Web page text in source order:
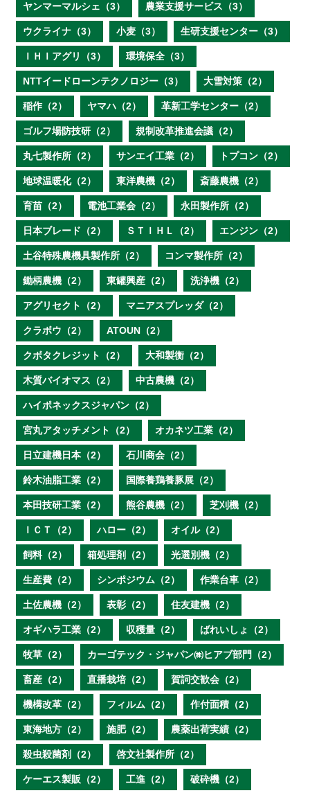
ヤンマーマルシェ（3） 農業支援サービス（3）
ウクライナ（3） 小麦（3） 生研支援センター（3）
ＩＨＩアグリ（3） 環境保全（3）
NTTイードローンテクノロジー（3） 大雪対策（2）
稲作（2） ヤマハ（2） 革新工学センター（2）
ゴルフ場防技研（2） 規制改革推進会議（2）
丸七製作所（2） サンエイ工業（2） トプコン（2）
地球温暖化（2） 東洋農機（2） 斎藤農機（2）
育苗（2） 電池工業会（2） 永田製作所（2）
日本ブレード（2） ＳＴＩＨＬ（2） エンジン（2）
土谷特殊農機具製作所（2） コンマ製作所（2）
鋤柄農機（2） 東罐興産（2） 洗浄機（2）
アグリセクト（2） マニアスプレッダ（2）
クラボウ（2） ATOUN（2）
クボタクレジット（2） 大和製衡（2）
木質バイオマス（2） 中古農機（2）
ハイポネックスジャパン（2）
宮丸アタッチメント（2） オカネツ工業（2）
日立建機日本（2） 石川商会（2）
鈴木油脂工業（2） 国際養鶏養豚展（2）
本田技研工業（2） 熊谷農機（2） 芝刈機（2）
ＩＣＴ（2） ハロー（2） オイル（2）
飼料（2） 箱処理剤（2） 光選別機（2）
生産費（2） シンポジウム（2） 作業台車（2）
土佐農機（2） 表彰（2） 住友建機（2）
オギハラ工業（2） 収穫量（2） ばれいしょ（2）
牧草（2） カーゴテック・ジャパン㈱ヒアブ部門（2）
畜産（2） 直播栽培（2） 賀詞交歓会（2）
機構改革（2） フィルム（2） 作付面積（2）
東海地方（2） 施肥（2） 農薬出荷実績（2）
殺虫殺菌剤（2） 啓文社製作所（2）
ケーエス製販（2） 工進（2） 破砕機（2）